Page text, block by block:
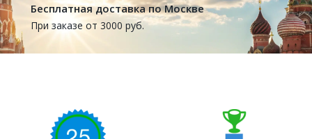
Бесплатная доставка по Москве
При заказе от 3000 руб.